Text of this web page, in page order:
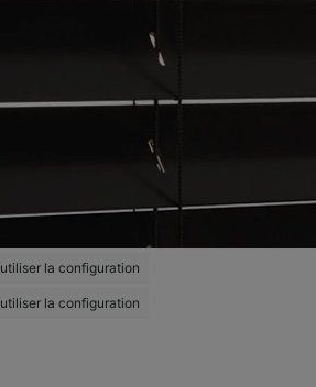
utiliser la configuration
utiliser la configuration